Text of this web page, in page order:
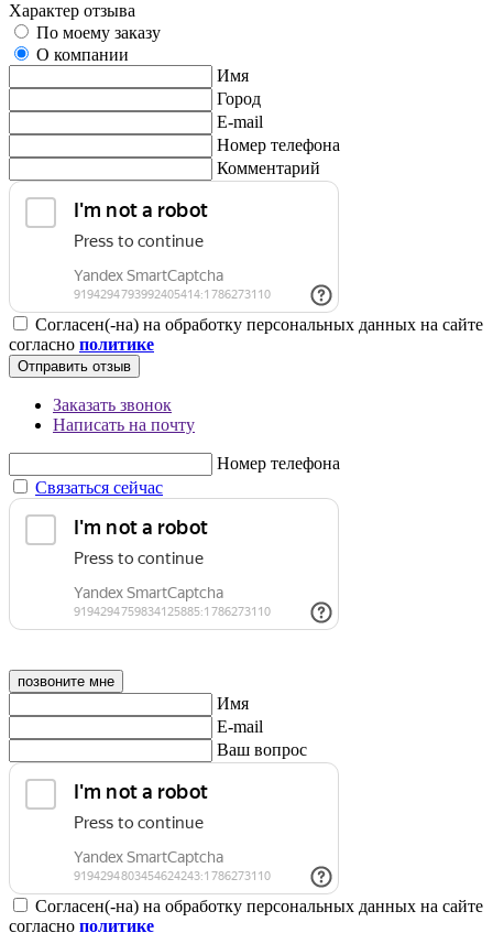
Характер отзыва
По моему заказу
О компании
Имя
Город
E-mail
Номер телефона
Комментарий
Согласен(-на) на обработку персональных данных на сайте
согласно политике
Отправить отзыв
Заказать звонок
Написать на почту
Номер телефона
Связаться сейчас
позвоните мне
Имя
E-mail
Ваш вопрос
Согласен(-на) на обработку персональных данных на сайте
согласно политике